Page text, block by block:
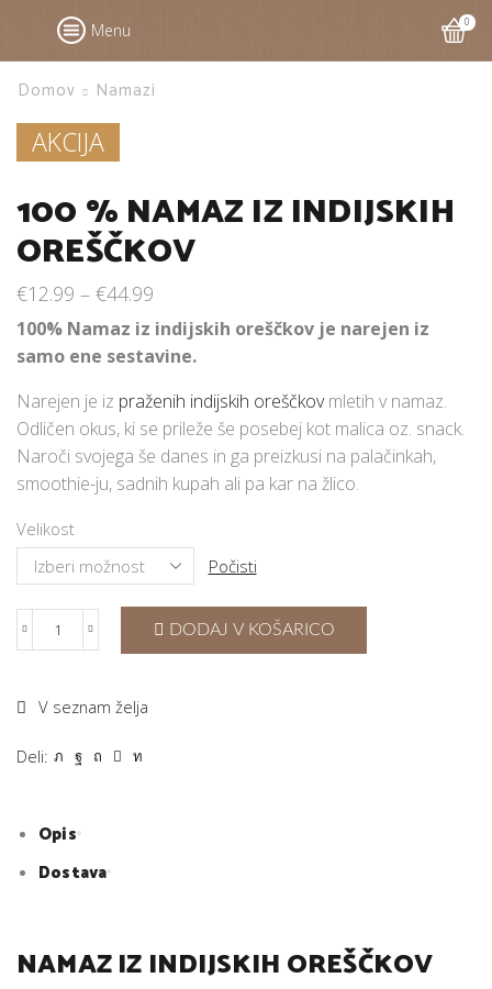
Menu 0
Domov Namazi
AKCIJA
100 % NAMAZ IZ INDIJSKIH
OREŠČKOV
€12.99 – €44.99
100% Namaz iz indijskih oreščkov je narejen iz
samo ene sestavine.
Narejen je iz praženih indijskih oreščkovmletih v namaz.
Odličen okus, ki se prileže še posebej kot malica oz. snack.
Naroči svojega še danes in ga preizkusi na palačinkah,
smoothie-ju, sadnih kupah ali pa kar na žlico.
Velikost
Počisti
100
iz
indijskih
oreščkov
DODAJ V KOŠARICO
V seznam želja
Deli:
Opis
Dostava
NAMAZ IZ INDIJSKIH OREŠČKOV